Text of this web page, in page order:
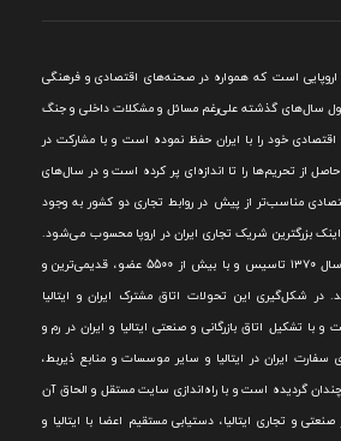
اروپایی است که همواره در صحنه‌های اقتصادی و فرهنگی
سال‌های گذشته علی‌رغم مسائل و مشکلات داخلی و جنگ
اقتصادی خود را با ايران حفظ نموده است و با مشارکت در
از تحريم‌ها را تا اندازه‌ای پر کرده است و در سال‌های
مناسب‌تر از پيش در روابط تجاری دو کشور به وجود
بزرگترين شريک تجاری ايران در اروپا محسوب می‌شود.
اتاق مشترک ایران و ایتالیا در سال ۱۳۷۰ تاسیس و با بیش از 5500 عضو، قدیمی‌ترین و
در شکل‌گيری اين تحولات اتاق مشترک ايران و ايتاليا
تشکيل اتاق بازرگانی و صنعتی ايتاليا و ايران در رم و
سفارت ايران در ايتاليا و ساير موسسات و منابع ذيربط،
گرديده است و با راه‌اندازی سايت مستقل و الحاق آن
و تجاری ايتاليا، دستيابی مستقيم اعضا با ايتاليا و